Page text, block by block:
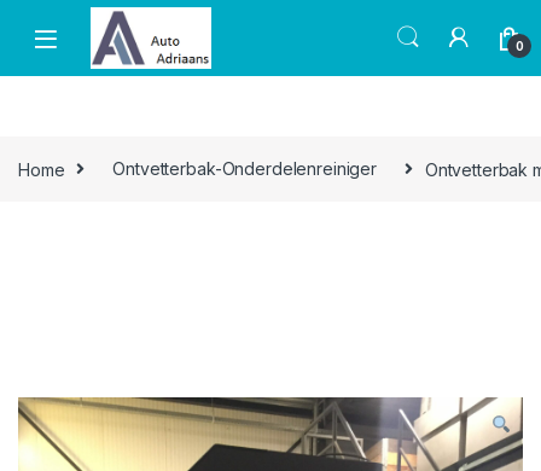
Skip to navigation
Skip to content
0
Home Ontvetterbak-Onderdelenreiniger Ontvetterbak